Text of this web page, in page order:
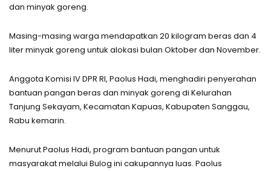
dan minyak goreng.
Masing-masing warga mendapatkan 20 kilogram beras dan 4
liter minyak goreng untuk alokasi bulan Oktober dan November.
Anggota Komisi IV DPR RI, Paolus Hadi, menghadiri penyerahan
bantuan pangan beras dan minyak goreng di Kelurahan
Tanjung Sekayam, Kecamatan Kapuas, Kabupaten Sanggau,
Rabu kemarin.
Menurut Paolus Hadi, program bantuan pangan untuk
masyarakat melalui Bulog ini cakupannya luas. Paolus